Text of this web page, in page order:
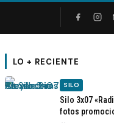
LO + RECIENTE
SILO
Silo 3x07
fotos